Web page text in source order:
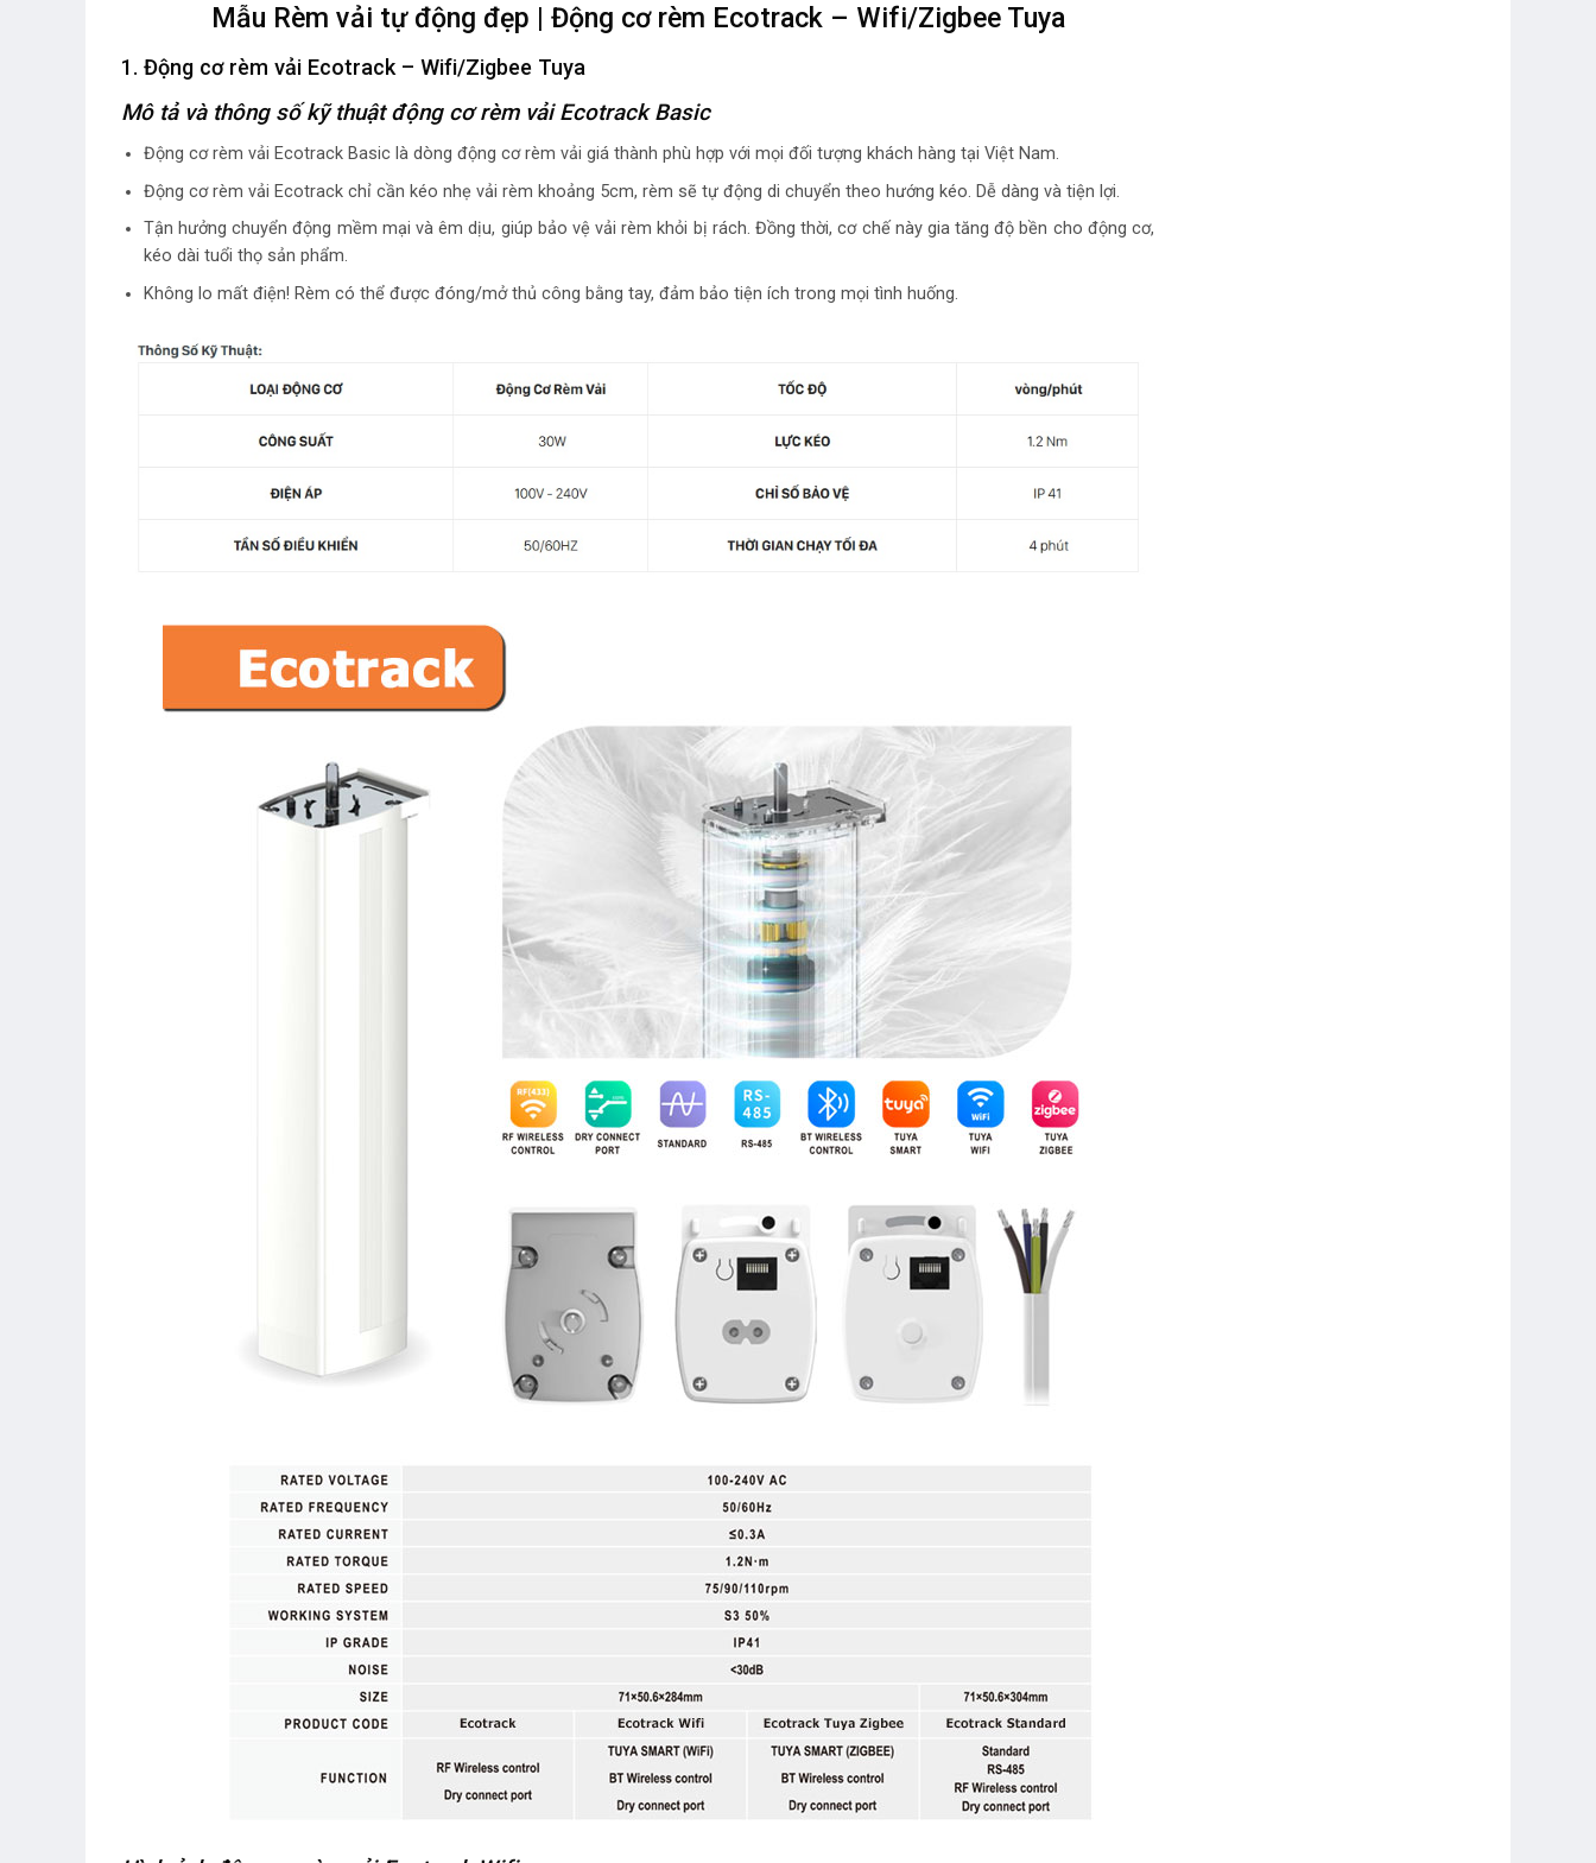
Mẫu Rèm vải tự động đẹp | Động cơ rèm Ecotrack – Wifi/Zigbee Tuya
1. Động cơ rèm vải Ecotrack – Wifi/Zigbee Tuya
Mô tả và thông số kỹ thuật động cơ rèm vải Ecotrack Basic
Động cơ rèm vải Ecotrack Basic là dòng động cơ rèm vải giá thành phù hợp với mọi đối tượng khách hàng tại Việt Nam.
Động cơ rèm vải Ecotrack chỉ cần kéo nhẹ vải rèm khoảng 5cm, rèm sẽ tự động di chuyển theo hướng kéo. Dễ dàng và tiện lợi.
Tận hưởng chuyển động mềm mại và êm dịu, giúp bảo vệ vải rèm khỏi bị rách. Đồng thời, cơ chế này gia tăng độ bền cho động cơ,
kéo dài tuổi thọ sản phẩm.
Không lo mất điện! Rèm có thể được đóng/mở thủ công bằng tay, đảm bảo tiện ích trong mọi tình huống.